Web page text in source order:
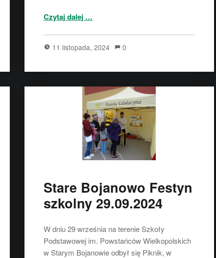
Czytaj dalej …
11 listopada, 2024 0
Stare Bojanowo Festyn
szkolny 29.09.2024
W dniu 29 września na terenie Szkoły
Podstawowej im. Powstańców Wielkopolskich
w Starym Bojanowie odbył się Piknik, w